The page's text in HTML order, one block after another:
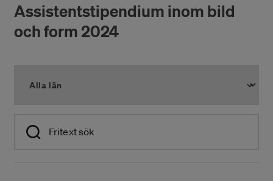
Assistentstipendium inom bild
och form 2024